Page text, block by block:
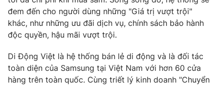
đem đến cho người dùng những "Giá trị vượt trội"
khác, như những ưu đãi dịch vụ, chính sách bảo hành
độc quyền, hậu mãi vượt trội.
Di Động Việt là hệ thống bán lẻ di động và là đối tác
toàn diện của Samsung tại Việt Nam với hơn 60 cửa
hàng trên toàn quốc. Cùng triết lý kinh doanh "Chuyển